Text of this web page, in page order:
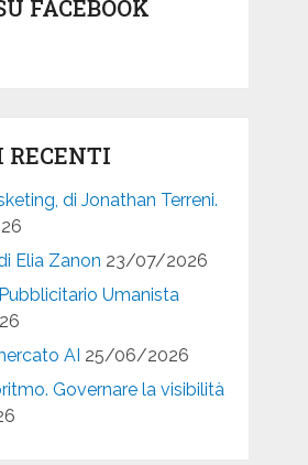
FACEBOOK
RECENTI
di Jonathan Terreni.
Elia Zanon 23/07/2026
Umanista
AI 25/06/2026
Governare la visibilità